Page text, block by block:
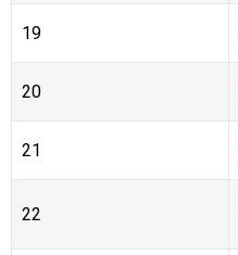
19
20
21
22